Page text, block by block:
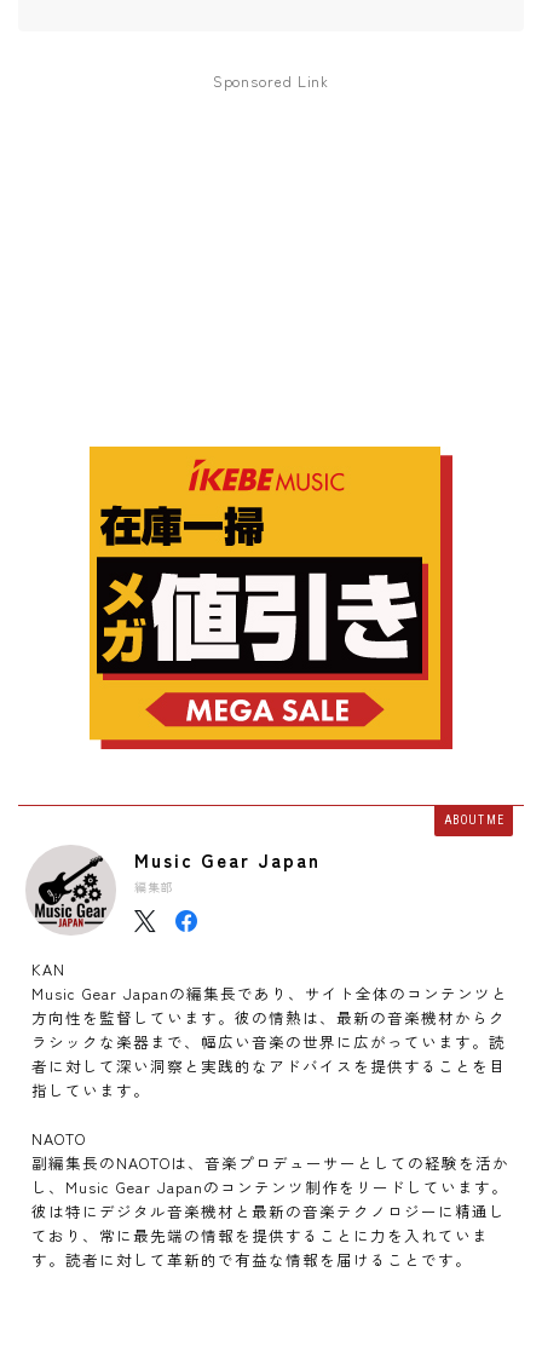
Sponsored Link
ABOUT ME
Music Gear Japan
編集部
KAN
Music Gear Japanの編集長であり、サイト全体のコンテンツと
方向性を監督しています。彼の情熱は、最新の音楽機材からク
ラシックな楽器まで、幅広い音楽の世界に広がっています。読
者に対して深い洞察と実践的なアドバイスを提供することを目
指しています。
NAOTO
副編集長のNAOTOは、音楽プロデューサーとしての経験を活か
し、Music Gear Japanのコンテンツ制作をリードしています。
彼は特にデジタル音楽機材と最新の音楽テクノロジーに精通し
ており、常に最先端の情報を提供することに力を入れていま
す。読者に対して革新的で有益な情報を届けることです。